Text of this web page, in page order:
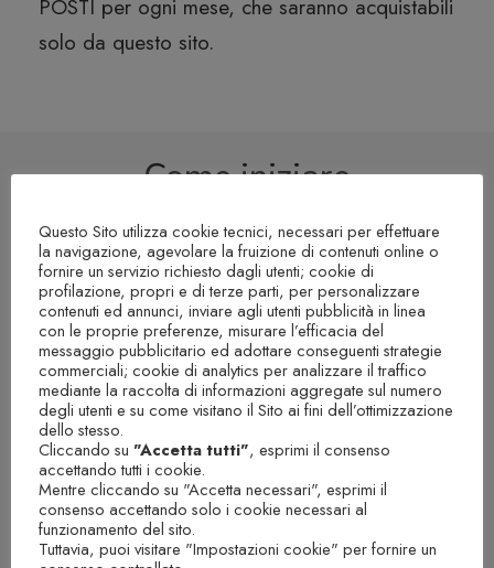
POSTI per ogni mese, che saranno acquistabili
solo da questo sito.
Come iniziare
Scegli e acquista la Formula più
adatta a te
Compila il questionario, inserendo
tutte le informazioni principali che ti
richiedo
Attendi di essere contattata per
Questo Sito utilizza cookie tecnici, necessari per effettuare
la navigazione, agevolare la fruizione di contenuti online o
fornire un servizio richiesto dagli utenti; cookie di
profilazione, propri e di terze parti, per personalizzare
contenuti ed annunci, inviare agli utenti pubblicità in linea
con le proprie preferenze, misurare l’efficacia del
messaggio pubblicitario ed adottare conseguenti strategie
commerciali; cookie di analytics per analizzare il traffico
mediante la raccolta di informazioni aggregate sul numero
degli utenti e su come visitano il Sito ai fini dell’ottimizzazione
dello stesso.
Cliccando su "Accetta tutti", esprimi il consenso
accettando tutti i cookie.
Mentre cliccando su "Accetta necessari", esprimi il
consenso accettando solo i cookie necessari al
funzionamento del sito.
Tuttavia, puoi visitare "Impostazioni cookie" per fornire un